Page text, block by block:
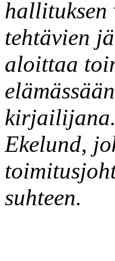
hallituksen
tehtävien
aloittaa
Ekelund,
suhteen.